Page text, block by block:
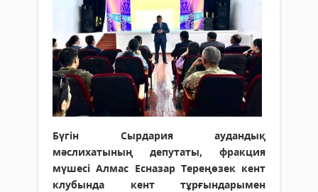
Бүгін Сырдария аудандық
мәслихатының депутаты, фракция
мүшесі Алмас Есназар Тереңөзек кент
клубында кент тұрғындарымен